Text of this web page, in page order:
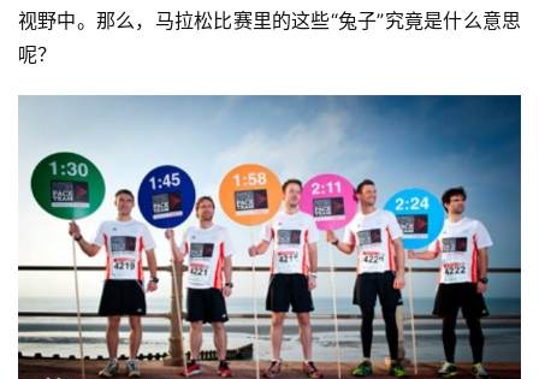
视野中。那么，马拉松比赛里的这些“兔子”究竟是什么意思
呢？